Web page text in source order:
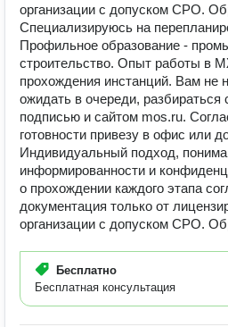
организации с допуском СРО.
Специализируюсь на
Профильное образование -
строительство. Опыт работы в
прохождения инстанций. Вам не
ожидать в очереди,
подписью и сайтом mos.ru.
готовности привезу в офис или
Индивидуальный подход,
информированности и
о прохождении каждого этапа
документация только от
организации с допуском СРО.
Бесплатно
Бесплатная консультация